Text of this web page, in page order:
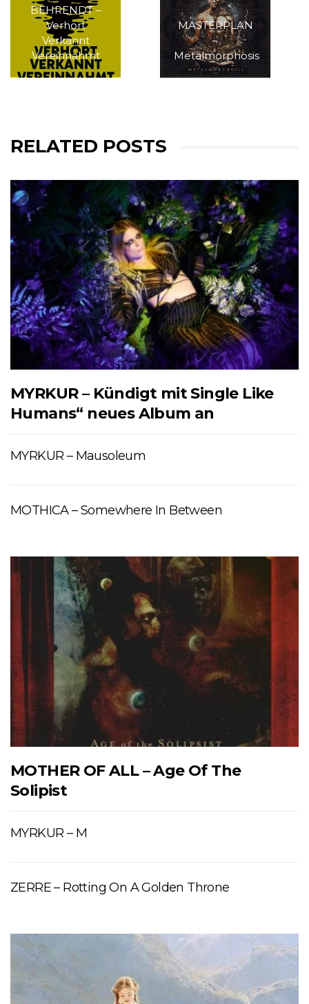
BEHRENDT –
Verhört
Verkannt
Vereinnahmt
MASTERPLAN
–
Metalmorphosis
RELATED POSTS
MYRKUR – Kündigt mit Single Like
Humans“ neues Album an
MYRKUR – Mausoleum
MOTHICA – Somewhere In Between
MOTHER OF ALL – Age Of The
Solipist
MYRKUR – M
ZERRE – Rotting On A Golden Throne